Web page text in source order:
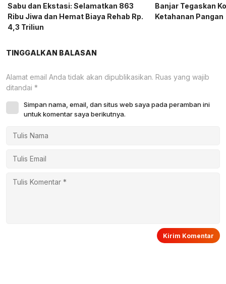
Sabu dan Ekstasi: Selamatkan 863
Ribu Jiwa dan Hemat Biaya Rehab Rp.
4,3 Triliun
Banjar Tegaskan
Ketahanan Pangan
TINGGALKAN BALASAN
Alamat email Anda tidak akan dipublikasikan. Ruas yang wajib
ditandai *
Simpan nama, email, dan situs web saya pada peramban ini
untuk komentar saya berikutnya.